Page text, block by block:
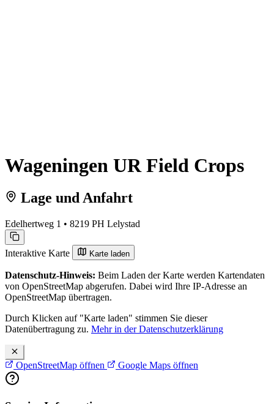
Wageningen UR Field Crops
Lage und Anfahrt
Edelhertweg 1 • 8219 PH Lelystad
Interaktive Karte Karte laden
Datenschutz-Hinweis: Beim Laden der Karte werden Kartendaten
von OpenStreetMap abgerufen. Dabei wird Ihre IP-Adresse an
OpenStreetMap übertragen.
Durch Klicken auf "Karte laden" stimmen Sie dieser
Datenübertragung zu. Mehr in der Datenschutzerklärung
OpenStreetMap öffnen Google Maps öffnen